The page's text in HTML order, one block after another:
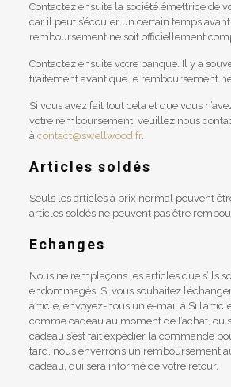
Contactez ensuite la société émettrice de
car il peut s’écouler un certain temps
remboursement ne soit officiellement
Contactez ensuite votre banque. Il y a
traitement avant que le remboursement
Si vous avez fait tout cela et que vous
votre remboursement, veuillez nous
à contact@swellwood.fr.
Articles soldés
Seuls les articles à prix normal peuvent
articles soldés ne peuvent pas être
Echanges
Nous ne remplaçons les articles que s’ils
endommagés. Si vous souhaitez
article, envoyez-nous un e-mail à Si
comme cadeau au moment de l’achat, ou
cadeau s’est fait expédier la commande
tard, nous enverrons un remboursement
cadeau, qui sera informé de votre retour.